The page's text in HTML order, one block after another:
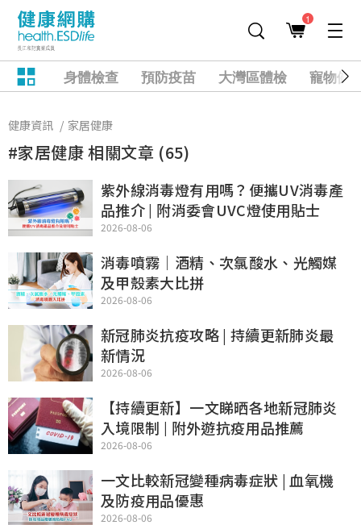
1
身體檢查 預防疫苗 大灣區體檢 寵物健
健康資訊 家居健康
#家居健康 相關文章 (65)
紫外線消毒燈有用嗎？便攜UV消毒產
品推介 | 附消委會UVC燈使用貼士
2026-08-06
消毒噴霧｜酒精、次氯酸水、光觸媒
及甲殼素大比拼
2026-08-06
新冠肺炎抗疫攻略 | 持續更新肺炎最
新情況
2026-08-06
【持續更新】一文睇晒各地新冠肺炎
入境限制 | 附外遊抗疫用品推薦
2026-08-06
一文比較新冠變種病毒症狀 | 血氧機
及防疫用品優惠
2026-08-06